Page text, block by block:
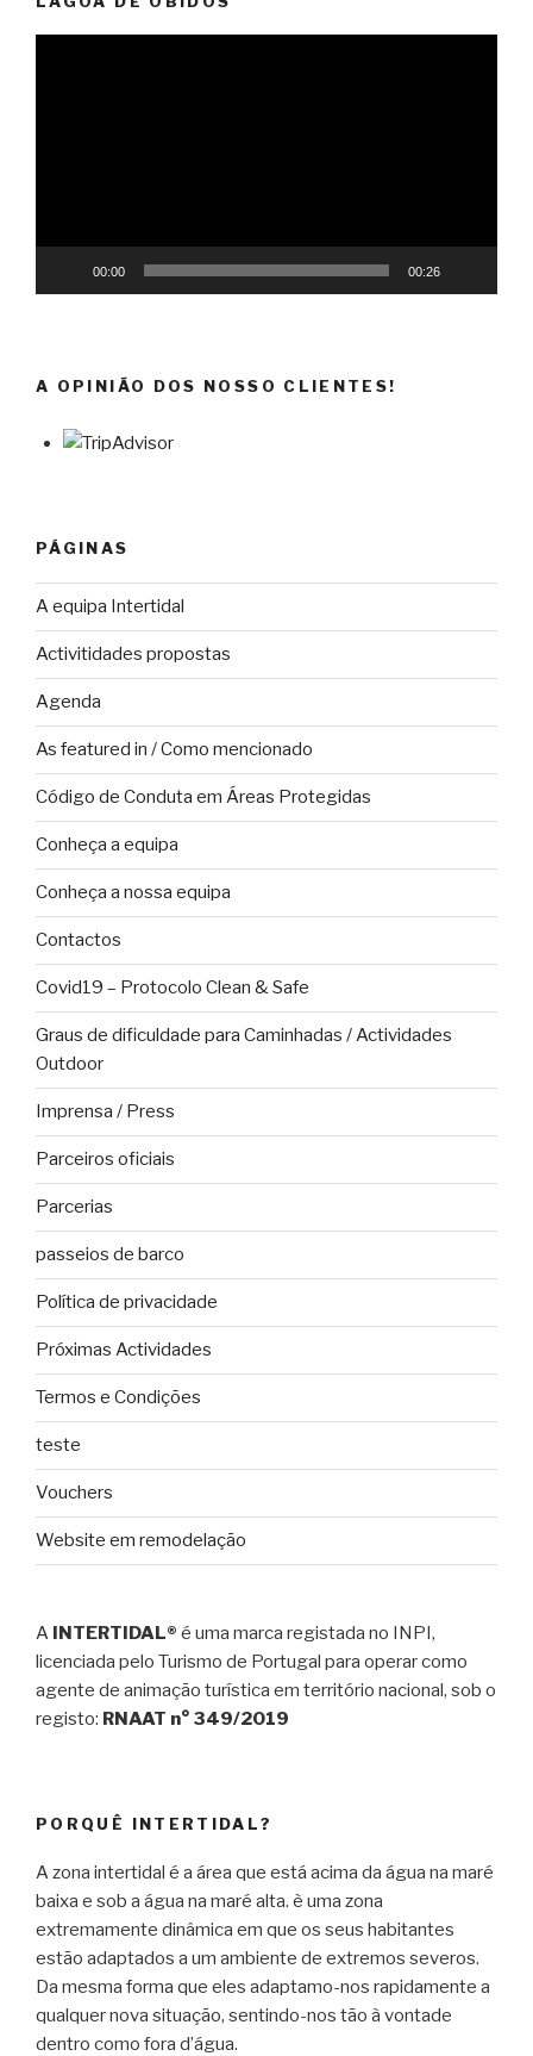
00:00 00:26
A OPINIÃO DOS NOSSO CLIENTES!
PÁGINAS
A equipa Intertidal
Activitidades propostas
Agenda
As featured in / Como mencionado
Código de Conduta em Áreas Protegidas
Conheça a equipa
Conheça a nossa equipa
Contactos
Covid19 – Protocolo Clean & Safe
Graus de dificuldade para Caminhadas / Actividades
Outdoor
Imprensa / Press
Parceiros oficiais
Parcerias
passeios de barco
Política de privacidade
Próximas Actividades
Termos e Condições
teste
Vouchers
Website em remodelação
A INTERTIDAL® é uma marca registada no INPI,
licenciada pelo Turismo de Portugal para operar como
agente de animação turística em território nacional, sob o
registo: RNAAT n° 349/2019
PORQUÊ INTERTIDAL?
A zona intertidal é a área que está acima da água na maré
baixa e sob a água na maré alta. è uma zona
extremamente dinâmica em que os seus habitantes
estão adaptados a um ambiente de extremos severos.
Da mesma forma que eles adaptamo-nos rapidamente a
qualquer nova situação, sentindo-nos tão à vontade
dentro como fora d’água.